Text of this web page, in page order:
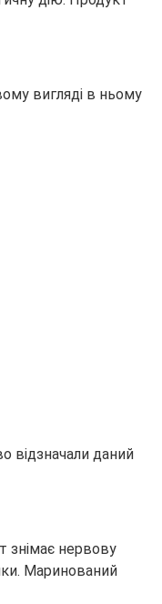
вигляді в ньому
відзначали даний
знімає нервову
Маринований